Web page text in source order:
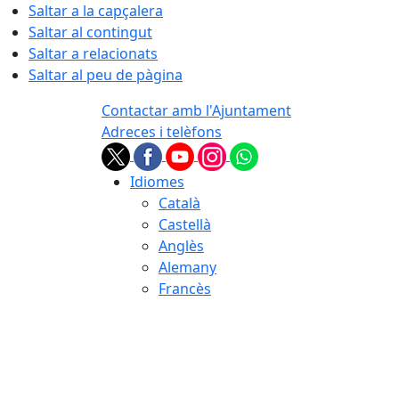
Saltar a la capçalera
Saltar al contingut
Saltar a relacionats
Saltar al peu de pàgina
Contactar amb l'Ajuntament
Adreces i telèfons
Idiomes
Català
Castellà
Anglès
Alemany
Francès